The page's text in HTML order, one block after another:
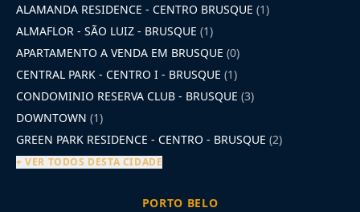
ALAMANDA RESIDENCE - CENTRO BRUSQUE (1)
ALMAFLOR - SÃO LUIZ - BRUSQUE (1)
APARTAMENTO A VENDA EM BRUSQUE (0)
CENTRAL PARK - CENTRO I - BRUSQUE (1)
CONDOMINIO RESERVA CLUB - BRUSQUE (3)
DOWNTOWN (1)
GREEN PARK RESIDENCE - CENTRO - BRUSQUE (2)
+ VER TODOS DESTA CIDADE
PORTO BELO